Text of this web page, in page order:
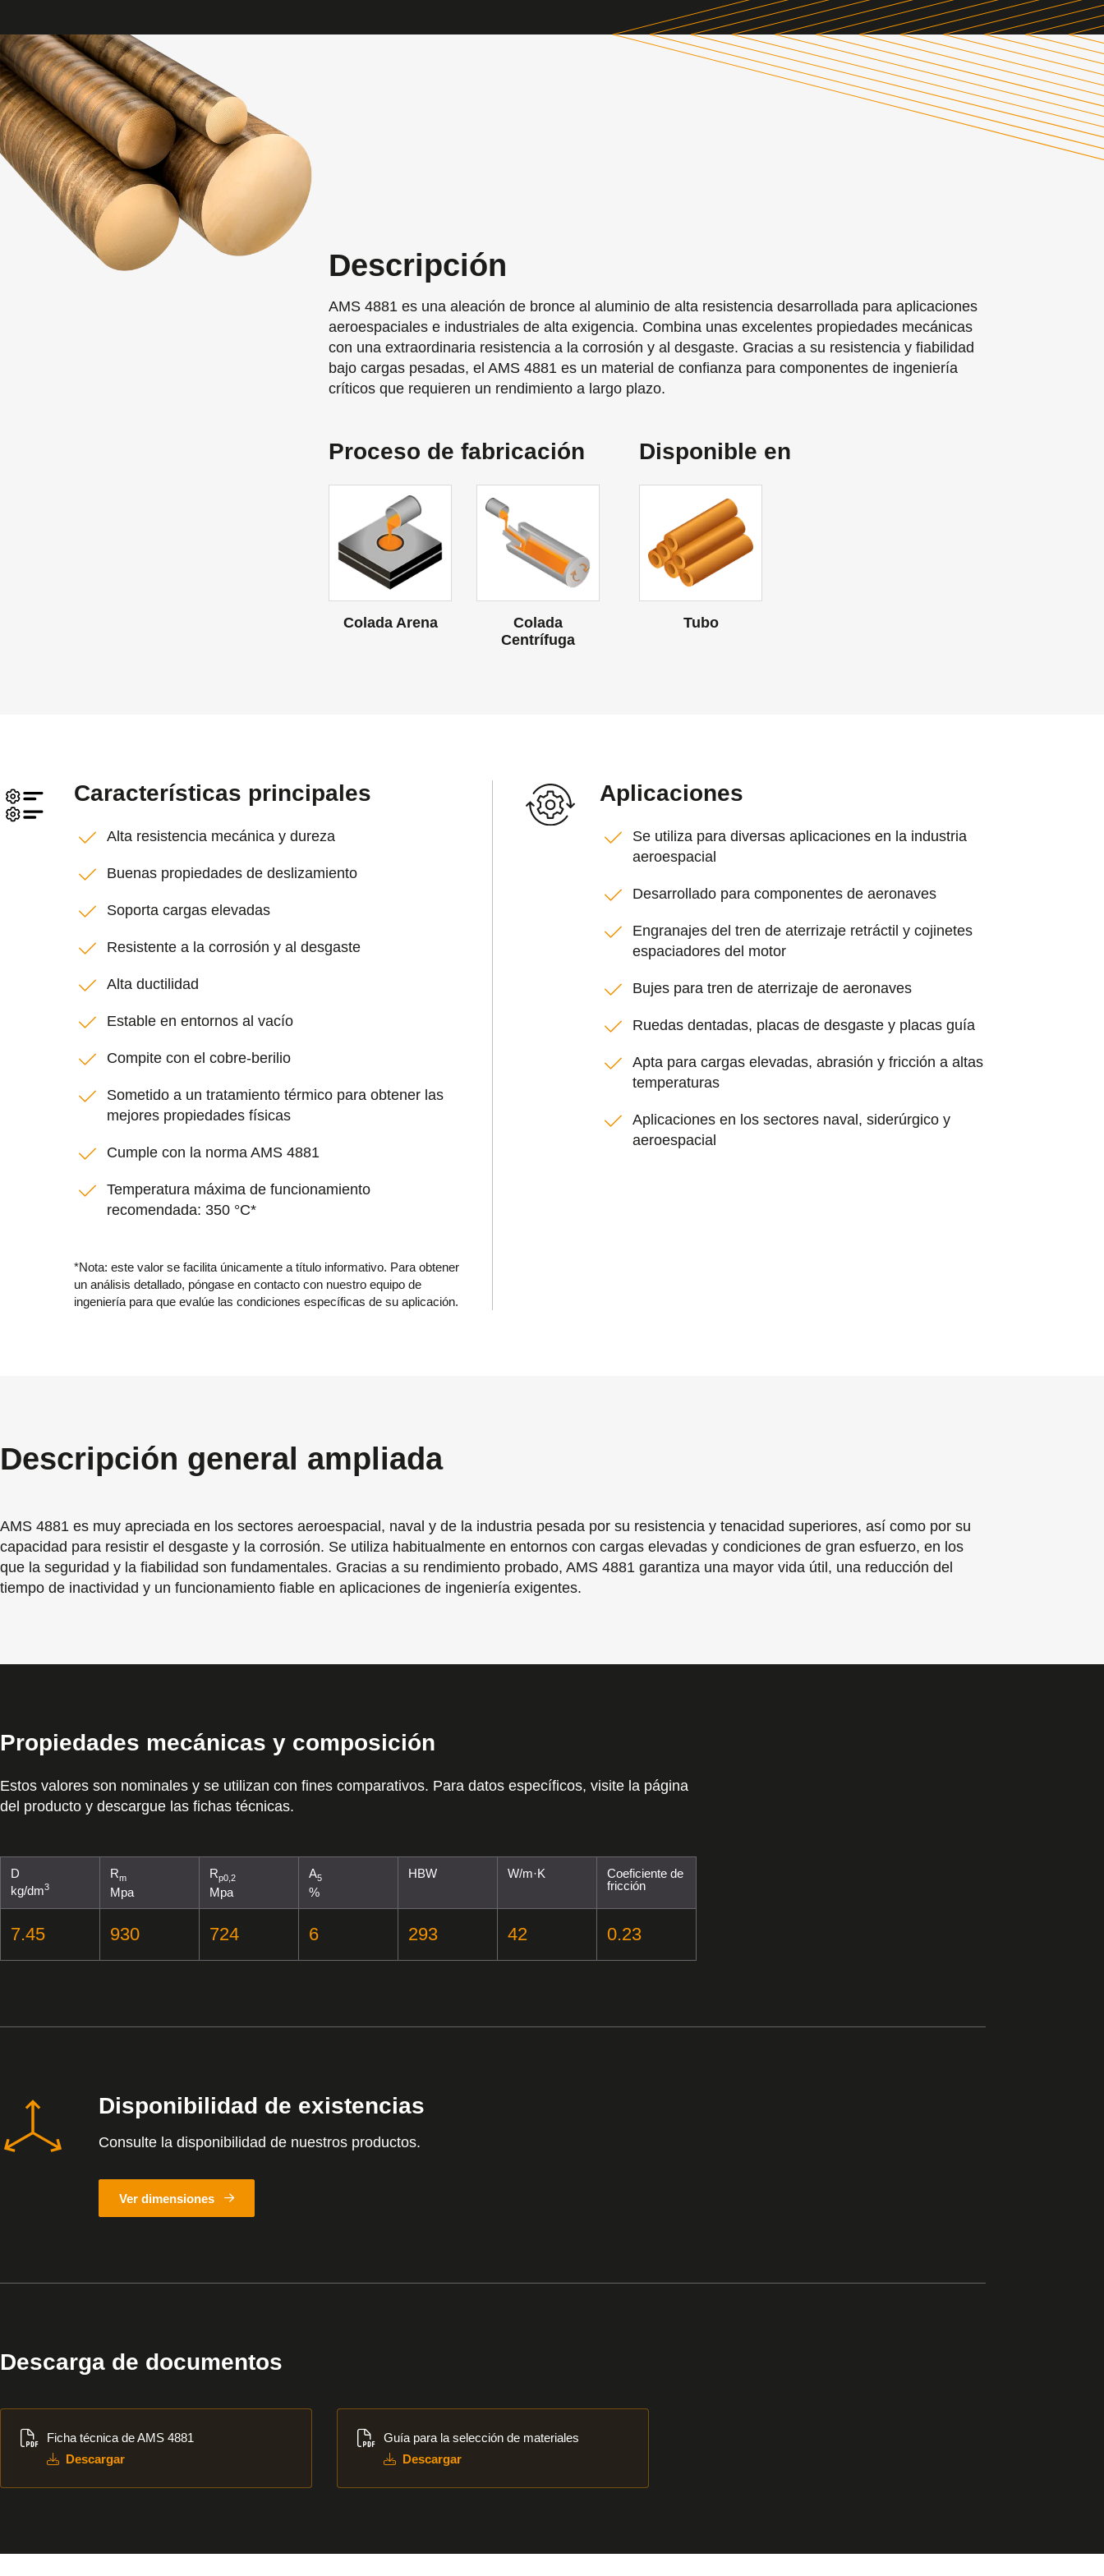
Descripción
AMS 4881 es una aleación de bronce al aluminio de alta resistencia desarrollada para aplicaciones
aeroespaciales e industriales de alta exigencia. Combina unas excelentes propiedades mecánicas
con una extraordinaria resistencia a la corrosión y al desgaste. Gracias a su resistencia y fiabilidad
bajo cargas pesadas, el AMS 4881 es un material de confianza para componentes de ingeniería
críticos que requieren un rendimiento a largo plazo.
Proceso de fabricación
Colada Arena
Colada
Centrífuga
Disponible en
Tubo
Características principales
Alta resistencia mecánica y dureza
Buenas propiedades de deslizamiento
Soporta cargas elevadas
Resistente a la corrosión y al desgaste
Alta ductilidad
Estable en entornos al vacío
Compite con el cobre-berilio
Sometido a un tratamiento térmico para obtener las
mejores propiedades físicas
Cumple con la norma AMS 4881
Temperatura máxima de funcionamiento
recomendada: 350 °C*
*Nota: este valor se facilita únicamente a título informativo. Para obtener
un análisis detallado, póngase en contacto con nuestro equipo de
ingeniería para que evalúe las condiciones específicas de su aplicación.
Aplicaciones
Se utiliza para diversas aplicaciones en la industria
aeroespacial
Desarrollado para componentes de aeronaves
Engranajes del tren de aterrizaje retráctil y cojinetes
espaciadores del motor
Bujes para tren de aterrizaje de aeronaves
Ruedas dentadas, placas de desgaste y placas guía
Apta para cargas elevadas, abrasión y fricción a altas
temperaturas
Aplicaciones en los sectores naval, siderúrgico y
aeroespacial
Descripción general ampliada
AMS 4881 es muy apreciada en los sectores aeroespacial, naval y de la industria pesada por su resistencia y tenacidad superiores, así como por su
capacidad para resistir el desgaste y la corrosión. Se utiliza habitualmente en entornos con cargas elevadas y condiciones de gran esfuerzo, en los
que la seguridad y la fiabilidad son fundamentales. Gracias a su rendimiento probado, AMS 4881 garantiza una mayor vida útil, una reducción del
tiempo de inactividad y un funcionamiento fiable en aplicaciones de ingeniería exigentes.
Propiedades mecánicas y composición
Estos valores son nominales y se utilizan con fines comparativos. Para datos específicos, visite la página
del producto y descargue las fichas técnicas.
D
kg/dm3
Rm
Mpa
Rp0,2
Mpa
A5
%
HBW W/m·K
Coeficiente de
fricción
7.45 930 724 6 293 42 0.23
Disponibilidad de existencias
Consulte la disponibilidad de nuestros productos.
Ver dimensiones
Descarga de documentos
Ficha técnica de AMS 4881
Descargar
Guía para la selección de materiales
Descargar